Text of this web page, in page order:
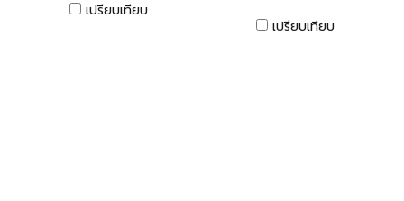
เปรียบเทียบ
เปรียบเทียบ